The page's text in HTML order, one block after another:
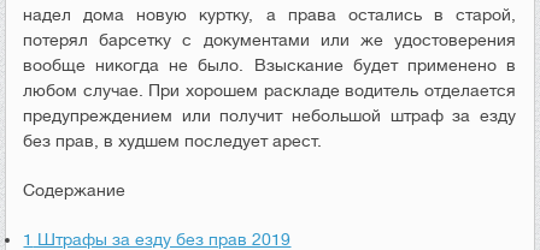
надел дома новую куртку, а права остались в старой,
потерял барсетку с документами или же удостоверения
вообще никогда не было. Взыскание будет применено в
любом случае. При хорошем раскладе водитель отделается
предупреждением или получит небольшой штраф за езду
без прав, в худшем последует арест.
Содержание
1 Штрафы за езду без прав 2019